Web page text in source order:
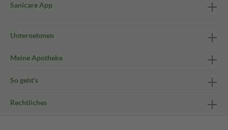
Sanicare App
Unternehmen
Meine Apotheke
So geht's
Rechtliches